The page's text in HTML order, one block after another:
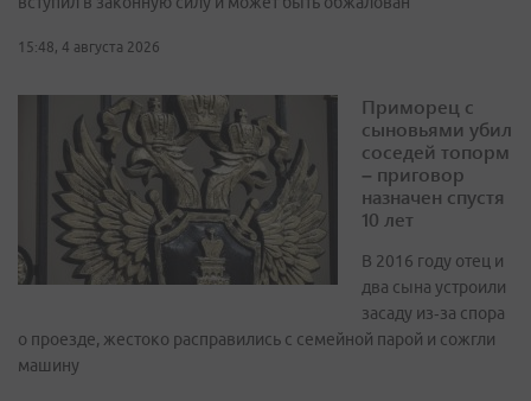
15:48, 4 августа 2026
Приморец с
сыновьями убил
соседей топорм
– приговор
назначен спустя
10 лет
В 2016 году отец и
два сына устроили
засаду из‑за спора
о проезде, жестоко расправились с семейной парой и сожгли
машину